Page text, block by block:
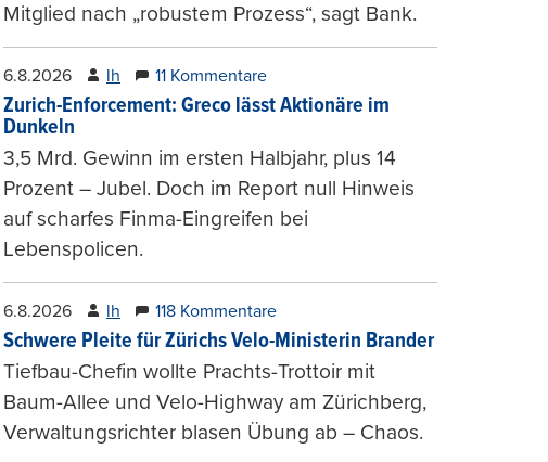
Mitglied nach „robustem Prozess“, sagt Bank.
6.8.2026 lh 11 Kommentare
Zurich-Enforcement: Greco lässt Aktionäre im
Dunkeln
3,5 Mrd. Gewinn im ersten Halbjahr, plus 14
Prozent – Jubel. Doch im Report null Hinweis
auf scharfes Finma-Eingreifen bei
Lebenspolicen.
6.8.2026 lh 118 Kommentare
Schwere Pleite für Zürichs Velo-Ministerin Brander
Tiefbau-Chefin wollte Prachts-Trottoir mit
Baum-Allee und Velo-Highway am Zürichberg,
Verwaltungsrichter blasen Übung ab – Chaos.